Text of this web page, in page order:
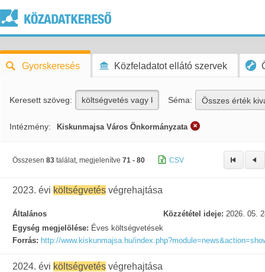
Gyorskeresés Közfeladatot ellátó szervek
Keresett szöveg: Séma: Összes érték
Intézmény: Kiskunmajsa Város Önkormányzata
Összesen 83 találat, megjelenítve 71 - 80 CSV
2023. évi költségvetés végrehajtása
Általános Közzététel ideje: 2026. 05.
Egység megjelölése: Éves költségvetések
Forrás: http://www.kiskunmajsa.hu/
2024. évi költségvetés végrehajtása